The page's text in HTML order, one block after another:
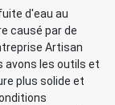
d'eau au
causé par de
Artisan
avons les outils et
plus solide et